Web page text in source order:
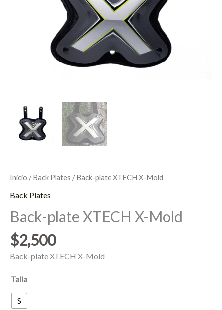
Inicio /Back Plates / Back-plate XTECH X-Mold
Back Plates
Back-plate XTECH X-Mold
$2,500
Back-plate XTECH X-Mold
Talla
S